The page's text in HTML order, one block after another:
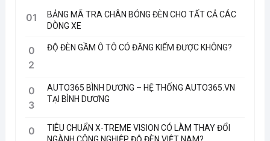
01
BẢNG MÃ TRA CHÂN BÓNG ĐÈN CHO TẤT CẢ CÁC
DÒNG XE
0
2
ĐỘ ĐÈN GẦM Ô TÔ CÓ ĐĂNG KIỂM ĐƯỢC KHÔNG?
0
3
AUTO365 BÌNH DƯƠNG – HỆ THỐNG AUTO365.VN
TẠI BÌNH DƯƠNG
0
TIÊU CHUẨN X-TREME VISION CÓ LÀM THAY ĐỔI